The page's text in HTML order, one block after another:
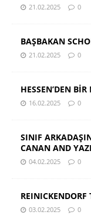
21.02.2025 0
BAŞBAKAN
21.02.2025 0
HESSEN’DEN
16.02.2025 0
SINIF
CANAN AND
04.02.2025 0
03.02.2025 0